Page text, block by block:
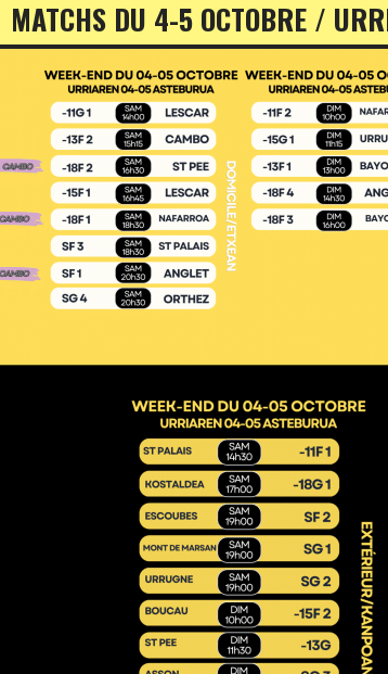
MATCHS DU 4-5 OCTOBRE /